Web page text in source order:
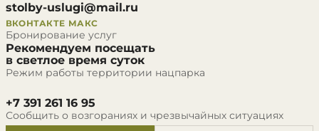
stolby-uslugi@mail.ru
ВКОНТАКТЕ МАКС
Бронирование услуг
Рекомендуем посещать
в светлое время суток
Режим работы территории нацпарка
+7 391 261 16 95
Сообщить о возгораниях и чрезвычайных ситуациях